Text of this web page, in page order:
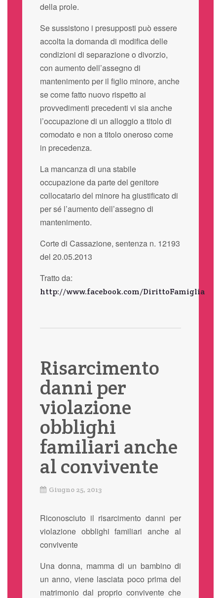
della prole.
Se sussistono i presupposti può essere
accolta la domanda di modifica delle
condizioni di separazione o divorzio,
con aumento dell’assegno di
mantenimento per il figlio minore, anche
se come fatto nuovo rispetto ai
provvedimenti precedenti vi sia anche
l’occupazione di un alloggio a titolo di
comodato e non a titolo oneroso come
in precedenza.
La mancanza di una stabile
occupazione da parte del genitore
collocatario del minore ha giustificato di
per sé l’aumento dell’assegno di
mantenimento.
Corte di Cassazione, sentenza n. 12193
del 20.05.2013
Tratto da:
http://www.facebook.com/DirittoFamiglia
Risarcimento
danni per
violazione
obblighi
familiari anche
al convivente
Giugno 25, 2013
Riconosciuto il risarcimento danni per
violazione obblighi familiari anche al
convivente
Una donna, mamma di un bambino di
un anno, viene lasciata poco prima del
matrimonio dal proprio convivente che